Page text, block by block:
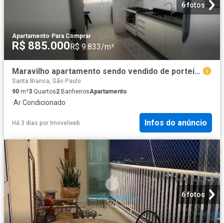
6 fotos
Apartamento·Para Comprar
R$ 885.000R$ 9.833/m²
Maravilho apartamento sendo vendido de porteira fechada na zona Sul
Santa Branca, São Paulo
90 m²3 Quartos2 BanheirosApartamento
·Ar Condicionado
Há 3 dias por Imovelweb Infos do anúncio
6 fotos